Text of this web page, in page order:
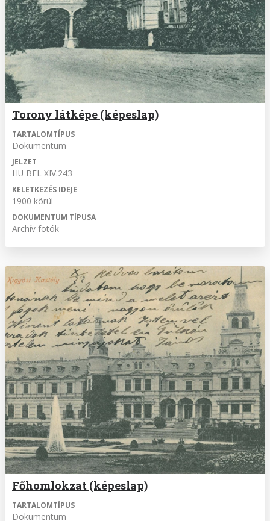
Torony látképe (képeslap)
TARTALOMTÍPUS
Dokumentum
JELZET
HU BFL XIV.243
KELETKEZÉS IDEJE
1900 körül
DOKUMENTUM TÍPUSA
Archív fotók
Főhomlokzat (képeslap)
TARTALOMTÍPUS
Dokumentum